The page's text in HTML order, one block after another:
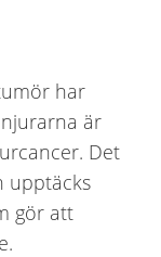
har
är
Det
upptäcks
gör att